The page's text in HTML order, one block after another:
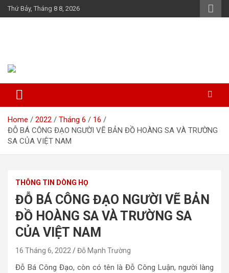
Skip
to
Thứ Bảy, Tháng 8 8, 2026
Home 2022 Tháng 6
16
ĐỖ BÁ CÔNG ĐẠO NGƯỜI VẼ BẢN ĐỒ HOÀNG SA VÀ TRƯỜNG
SA CỦA VIỆT NAM
THÔNG TIN DÒNG HỌ
ĐỖ BÁ CÔNG ĐẠO NGƯỜI VẼ BẢN
ĐỒ HOÀNG SA VÀ TRƯỜNG SA
CỦA VIỆT NAM
16 Tháng 6, 2022 Đỗ Mạnh Trường
Đỗ Bá Công Đạo, còn có tên là Đỗ Công Luận, người làng